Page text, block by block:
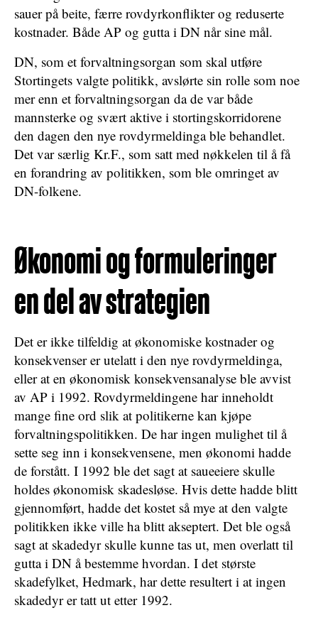
sauer på beite, færre rovdyrkonflikter og reduserte
kostnader. Både AP og gutta i DN når sine mål.
DN, som et forvaltningsorgan som skal utføre
Stortingets valgte politikk, avslørte sin rolle som noe
mer enn et forvaltningsorgan da de var både
mannsterke og svært aktive i stortingskorridorene
den dagen den nye rovdyrmeldinga ble behandlet.
Det var særlig Kr.F., som satt med nøkkelen til å få
en forandring av politikken, som ble omringet av
DN-folkene.
Økonomi og formuleringer
en del av strategien
Det er ikke tilfeldig at økonomiske kostnader og
konsekvenser er utelatt i den nye rovdyrmeldinga,
eller at en økonomisk konsekvensanalyse ble avvist
av AP i 1992. Rovdyrmeldingene har inneholdt
mange fine ord slik at politikerne kan kjøpe
forvaltningspolitikken. De har ingen mulighet til å
sette seg inn i konsekvensene, men økonomi hadde
de forstått. I 1992 ble det sagt at saueeiere skulle
holdes økonomisk skadesløse. Hvis dette hadde blitt
gjennomført, hadde det kostet så mye at den valgte
politikken ikke ville ha blitt akseptert. Det ble også
sagt at skadedyr skulle kunne tas ut, men overlatt til
gutta i DN å bestemme hvordan. I det største
skadefylket, Hedmark, har dette resultert i at ingen
skadedyr er tatt ut etter 1992.